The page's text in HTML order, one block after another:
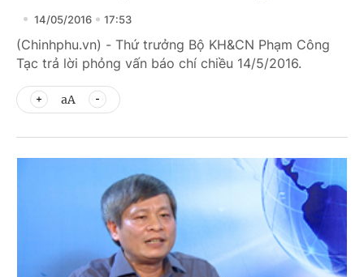
14/05/2016 17:53
(Chinhphu.vn) - Thứ trưởng Bộ KH&CN Phạm Công
Tạc trả lời phỏng vấn báo chí chiều 14/5/2016.
aA